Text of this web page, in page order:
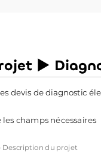
►
devis de diagnostic
champs nécessaires
Description du projet